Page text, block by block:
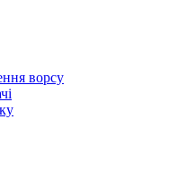
ворсу